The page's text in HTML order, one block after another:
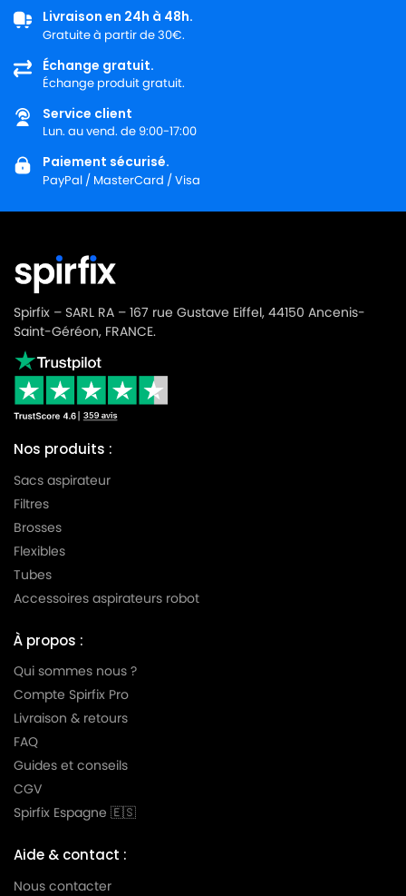
Livraison en 24h à 48h.
Gratuite à partir de 30€.
Échange gratuit.
Échange produit gratuit.
Service client
Lun. au vend. de 9:00-17:00
Paiement sécurisé.
PayPal / MasterCard / Visa
Spirfix – SARL RA – 167 rue Gustave Eiffel, 44150 Ancenis-
Saint-Géréon, FRANCE.
Nos produits :
Sacs aspirateur
Filtres
Brosses
Flexibles
Tubes
Accessoires aspirateurs robot
À propos :
Qui sommes nous ?
Compte Spirfix Pro
Livraison & retours
FAQ
Guides et conseils
CGV
Spirfix Espagne 🇪🇸
Aide & contact :
Nous contacter